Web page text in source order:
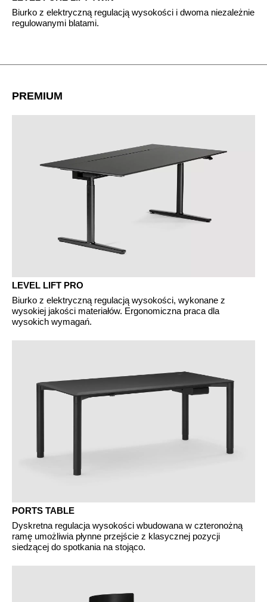
Biurko z elektryczną regulacją wysokości i dwoma niezależnie
regulowanymi blatami.
PREMIUM
LEVEL LIFT PRO
Biurko z elektryczną regulacją wysokości, wykonane z
wysokiej jakości materiałów. Ergonomiczna praca dla
wysokich wymagań.
PORTS TABLE
Dyskretna regulacja wysokości wbudowana w czteronożną
ramę umożliwia płynne przejście z klasycznej pozycji
siedzącej do spotkania na stojąco.